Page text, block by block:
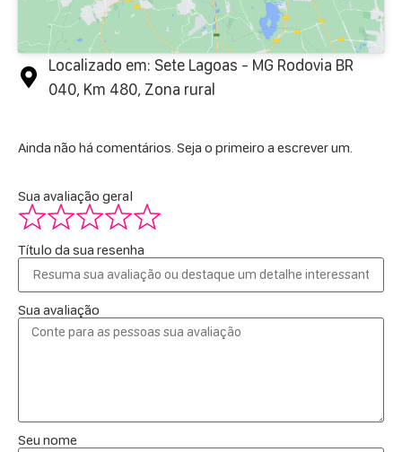
Localizado em: Sete Lagoas - MG Rodovia BR
040, Km 480, Zona rural
Ainda não há comentários. Seja o primeiro a escrever um.
Sua avaliação geral
Título da sua resenha
Sua avaliação
Seu nome